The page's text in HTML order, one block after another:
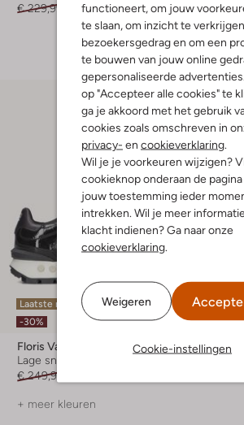
functioneert, om jouw
te slaan, om inzicht te
bezoekersgedrag en om een
te bouwen van jouw online
gepersonaliseerde
op "Accepteer alle cookies" te
ga je akkoord met het gebruik
cookies zoals omschreven in
privacy- en cookieverklaring.
Wil je je voorkeuren wijzigen?
cookieknop onderaan de
jouw toestemming ieder
intrekken. Wil je meer
klacht indienen? Ga naar onze
cookieverklaring.
Weigeren
Cookie-instellingen
€ 229,99
€ 91,99
€
+ meer
Laatste maten
-30%
Floris Van Bommel
Lage sneakers
€ 249,99
+ meer kleuren